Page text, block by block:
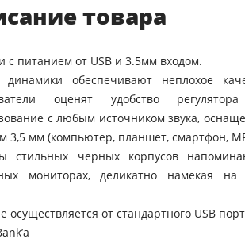
товара
с питанием от USB и 3.5мм входом.
обеспечивают неплохое
оценят удобство
с любым источником звука,
3,5 мм (компьютер, планшет, смартфон,
стильных черных корпусов
мониторах, деликатно намекая
осуществляется от стандартного USB